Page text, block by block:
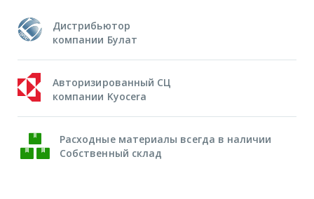
Дистрибьютор
компании Булат
Авторизированный СЦ
компании Kyocera
Расходные материалы всегда в наличии
Собственный склад